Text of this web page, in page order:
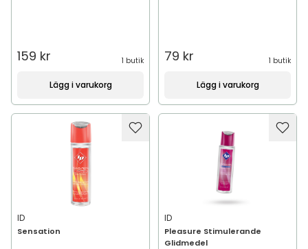
159 kr 1 butik
Lägg i varukorg
79 kr 1 butik
Lägg i varukorg
ID
Sensation
ID
Pleasure Stimulerande
Glidmedel